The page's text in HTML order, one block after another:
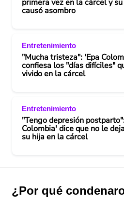
primera vez en la cárcel y
causó asombro
Entretenimiento
"Mucha tristeza": 'Epa
confiesa los "días difíciles"
vivido en la cárcel
Entretenimiento
"Tengo depresión
Colombia' dice que no le
su hija en la cárcel
¿Por qué